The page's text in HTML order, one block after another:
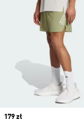
Price
179 zł